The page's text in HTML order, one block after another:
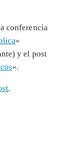
conferencia
»
y el post
«.
.